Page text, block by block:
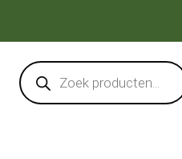
Products
search